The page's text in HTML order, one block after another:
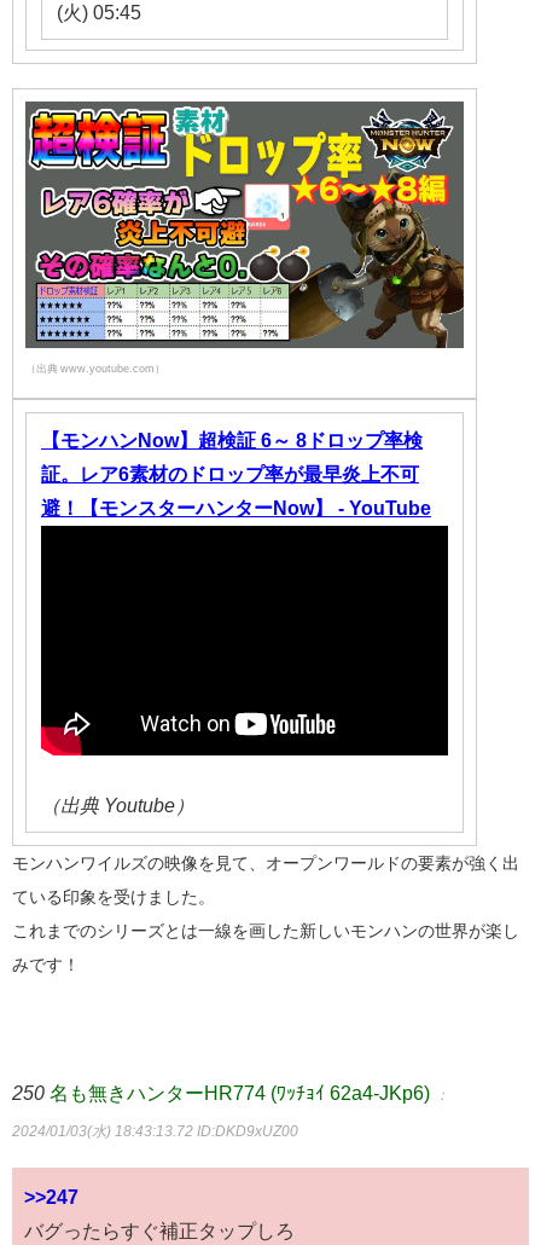
(火) 05:45
（出典 www.youtube.com）
【モンハンNow】超検証 6～ 8ドロップ率検
証。レア6素材のドロップ率が最早炎上不可
避！【モンスターハンターNow】 - YouTube
（出典 Youtube）
モンハンワイルズの映像を見て、オープンワールドの要素が強く出
ている印象を受けました。
これまでのシリーズとは一線を画した新しいモンハンの世界が楽し
みです！
250 名も無きハンターHR774 (ﾜｯﾁｮｲ 62a4-JKp6) ：
2024/01/03(水) 18:43:13.72 ID:DKD9xUZ00
>>247
バグったらすぐ補正タップしろ